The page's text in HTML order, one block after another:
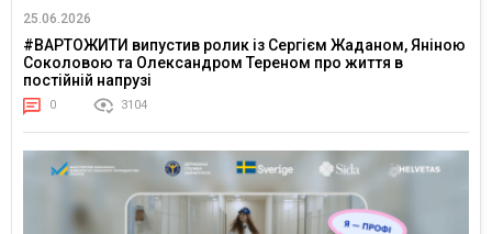
25.06.2026
#ВАРТОЖИТИ випустив ролик із Сергієм Жаданом, Яніною
Соколовою та Олександром Тереном про життя в
постійній напрузі
0 3104